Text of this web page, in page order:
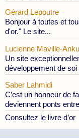
Gérard Lepoutre
Bonjour à toutes et
d'or." Le site...
Lucienne Maville-Anku
Un site
développement de soi
Saber Lahmidi
C’est un honneur de
deviennent ponts
Consultez le livre d’or